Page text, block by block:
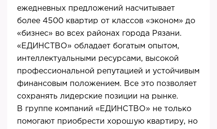
ежедневных предложений насчитывает
более 4500 квартир от классов «эконом» до
«бизнес» во всех районах города Рязани.
«ЕДИНСТВО» обладает богатым опытом,
интеллектуальными ресурсами, высокой
профессиональной репутацией и устойчивым
финансовым положением. Все это позволяет
сохранять лидерские позиции на рынке.
В группе компаний «ЕДИНСТВО» не только
помогают приобрести хорошую квартиру, но